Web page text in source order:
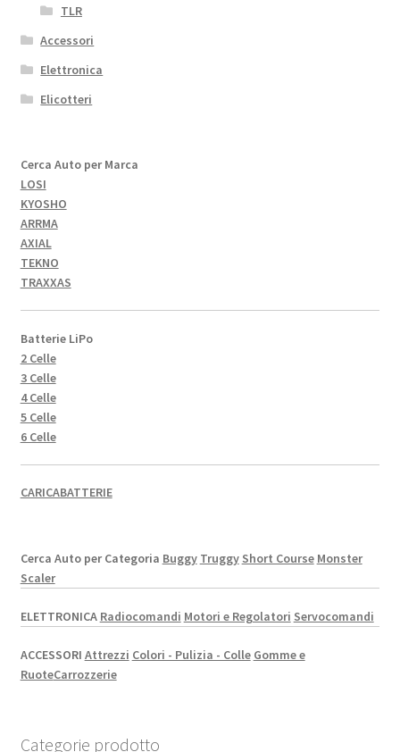
TLR
Accessori
Elettronica
Elicotteri
Cerca Auto per Marca
LOSI
KYOSHO
ARRMA
AXIAL
TEKNO
TRAXXAS
Batterie LiPo
2 Celle
3 Celle
4 Celle
5 Celle
6 Celle
CARICABATTERIE
Cerca Auto per Categoria Buggy Truggy Short Course Monster
Scaler
ELETTRONICA Radiocomandi Motori e Regolatori Servocomandi
ACCESSORI Attrezzi Colori - Pulizia - Colle Gomme e
RuoteCarrozzerie
Categorie prodotto